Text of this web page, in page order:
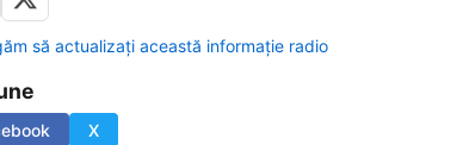
să actualizați această informație radio
X